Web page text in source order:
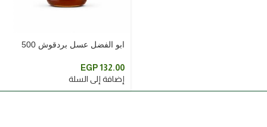
ابو الفضل عسل بردقوش 500
EGP132.00
إضافة إلى السلة